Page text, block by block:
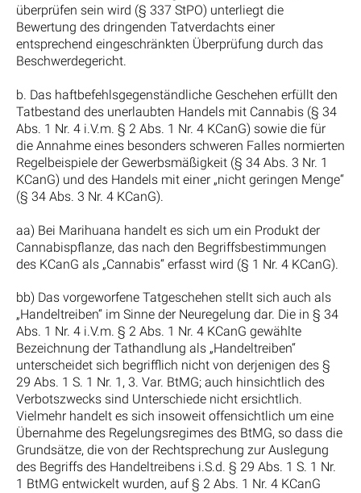
überprüfen sein wird (§ 337 StPO) unterliegt die
Bewertung des dringenden Tatverdachts einer
entsprechend eingeschränkten Überprüfung durch das
Beschwerdegericht.
b. Das haftbefehlsgegenständliche Geschehen erfüllt den
Tatbestand des unerlaubten Handels mit Cannabis (§ 34
Abs. 1 Nr. 4 i.V.m. § 2 Abs. 1 Nr. 4 KCanG) sowie die für
die Annahme eines besonders schweren Falles normierten
Regelbeispiele der Gewerbsmäßigkeit (§ 34 Abs. 3 Nr. 1
KCanG) und des Handels mit einer „nicht geringen Menge“
(§ 34 Abs. 3 Nr. 4 KCanG).
aa) Bei Marihuana handelt es sich um ein Produkt der
Cannabispflanze, das nach den Begriffsbestimmungen
des KCanG als „Cannabis“ erfasst wird (§ 1 Nr. 4 KCanG).
bb) Das vorgeworfene Tatgeschehen stellt sich auch als
„Handeltreiben“ im Sinne der Neuregelung dar. Die in § 34
Abs. 1 Nr. 4 i.V.m. § 2 Abs. 1 Nr. 4 KCanG gewählte
Bezeichnung der Tathandlung als „Handeltreiben“
unterscheidet sich begrifflich nicht von derjenigen des §
29 Abs. 1 S. 1 Nr. 1, 3. Var. BtMG; auch hinsichtlich des
Verbotszwecks sind Unterschiede nicht ersichtlich.
Vielmehr handelt es sich insoweit offensichtlich um eine
Übernahme des Regelungsregimes des BtMG, so dass die
Grundsätze, die von der Rechtsprechung zur Auslegung
des Begriffs des Handeltreibens i.S.d. § 29 Abs. 1 S. 1 Nr.
1 BtMG entwickelt wurden, auf § 2 Abs. 1 Nr. 4 KCanG